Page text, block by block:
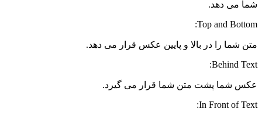
شما می دهد.
Top and Bottom:
متن شما را در بالا و پایین عکس قرار می دهد.
Behind Text:
عکس شما پشت متن شما قرار می گیرد.
In Front of Text: